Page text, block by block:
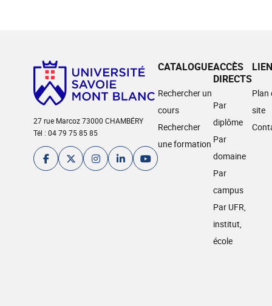
27 rue Marcoz 73000 CHAMBÉRY
Tél : 04 79 75 85 85
CATALOGUE
Rechercher un
cours
Rechercher
une formation
ACCÈS
DIRECTS
Par
diplôme
Par
domaine
Par
campus
Par UFR,
institut,
école
Plan
site